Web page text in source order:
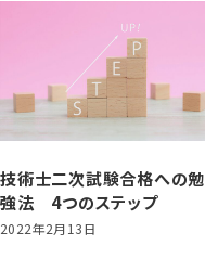
技術士二次試験合格への勉
強法 4つのステップ
2022年2月13日